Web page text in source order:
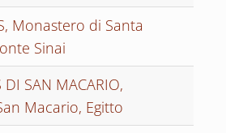
Monastero di Santa
Sinai
SAN MACARIO,
Macario, Egitto